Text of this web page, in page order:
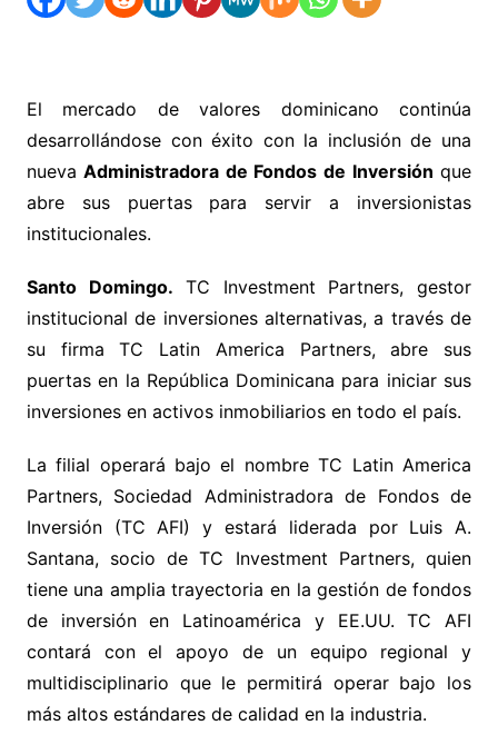
El mercado de valores dominicano continúa
desarrollándose con éxito con la inclusión de una
nuevaAdministradora de Fondos de Inversión que
abre sus puertas para servir a inversionistas
institucionales.
Santo Domingo. TC Investment Partners, gestor
institucional de inversiones alternativas, a través de
su firma TC Latin America Partners, abre sus
puertas en la República Dominicana para iniciar sus
inversiones en activos inmobiliarios en todo el país.
La filial operará bajo el nombre TC Latin America
Partners, Sociedad Administradora de Fondos de
Inversión (TC AFI) y estará liderada por Luis A.
Santana, socio de TC Investment Partners, quien
tiene una amplia trayectoria en la gestión de fondos
de inversión en Latinoamérica y EE.UU. TC AFI
contará con el apoyo de un equipo regional y
multidisciplinario que le permitirá operar bajo los
más altos estándares de calidad en la industria.